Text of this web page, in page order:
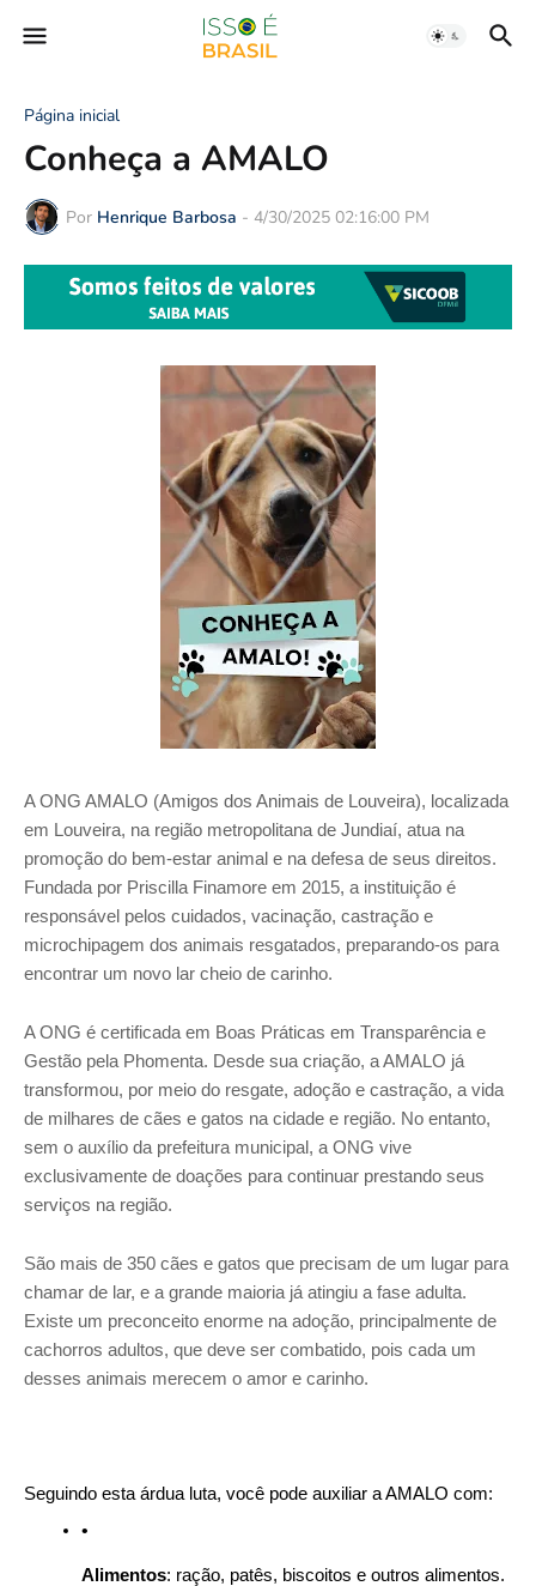
Página inicial
Conheça a AMALO
Por Henrique Barbosa - 4/30/2025 02:16:00 PM
A ONG AMALO (Amigos dos Animais de Louveira), localizada
em Louveira, na região metropolitana de Jundiaí, atua na
promoção do bem-estar animal e na defesa de seus direitos.
Fundada por Priscilla Finamore em 2015, a instituição é
responsável pelos cuidados, vacinação, castração e
microchipagem dos animais resgatados, preparando-os para
encontrar um novo lar cheio de carinho.
A ONG é certificada em Boas Práticas em Transparência e
Gestão pela Phomenta. Desde sua criação, a AMALO já
transformou, por meio do resgate, adoção e castração, a vida
de milhares de cães e gatos na cidade e região. No entanto,
sem o auxílio da prefeitura municipal, a ONG vive
exclusivamente de doações para continuar prestando seus
serviços na região.
São mais de 350 cães e gatos que precisam de um lugar para
chamar de lar, e a grande maioria já atingiu a fase adulta.
Existe um preconceito enorme na adoção, principalmente de
cachorros adultos, que deve ser combatido, pois cada um
desses animais merecem o amor e carinho.
Seguindo esta árdua luta, você pode auxiliar a AMALO com:
Alimentos: ração, patês, biscoitos e outros alimentos.